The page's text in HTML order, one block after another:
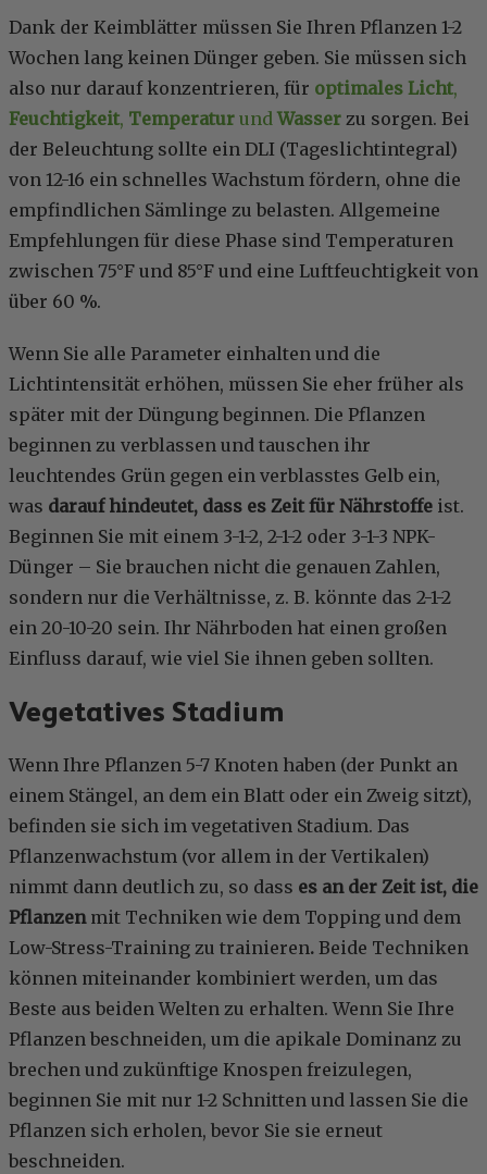
Dank der Keimblätter müssen Sie Ihren Pflanzen 1-2
Wochen lang keinen Dünger geben. Sie müssen sich
also nur darauf konzentrieren, für optimales Licht,
Feuchtigkeit, Temperatur und Wasser zu sorgen. Bei
der Beleuchtung sollte ein DLI (Tageslichtintegral)
von 12-16 ein schnelles Wachstum fördern, ohne die
empfindlichen Sämlinge zu belasten. Allgemeine
Empfehlungen für diese Phase sind Temperaturen
zwischen 75°F und 85°F und eine Luftfeuchtigkeit von
über 60 %.
Wenn Sie alle Parameter einhalten und die
Lichtintensität erhöhen, müssen Sie eher früher als
später mit der Düngung beginnen. Die Pflanzen
beginnen zu verblassen und tauschen ihr
leuchtendes Grün gegen ein verblasstes Gelb ein,
was darauf hindeutet, dass es Zeit für Nährstoffe ist.
Beginnen Sie mit einem 3-1-2, 2-1-2 oder 3-1-3 NPK-
Dünger – Sie brauchen nicht die genauen Zahlen,
sondern nur die Verhältnisse, z. B. könnte das 2-1-2
ein 20-10-20 sein. Ihr Nährboden hat einen großen
Einfluss darauf, wie viel Sie ihnen geben sollten.
Vegetatives Stadium
Wenn Ihre Pflanzen 5-7 Knoten haben (der Punkt an
einem Stängel, an dem ein Blatt oder ein Zweig sitzt),
befinden sie sich im vegetativen Stadium. Das
Pflanzenwachstum (vor allem in der Vertikalen)
nimmt dann deutlich zu, so dass es an der Zeit ist, die
Pflanzenmit Techniken wie dem Topping und dem
Low-Stress-Training zu trainieren. Beide Techniken
können miteinander kombiniert werden, um das
Beste aus beiden Welten zu erhalten. Wenn Sie Ihre
Pflanzen beschneiden, um die apikale Dominanz zu
brechen und zukünftige Knospen freizulegen,
beginnen Sie mit nur 1-2 Schnitten und lassen Sie die
Pflanzen sich erholen, bevor Sie sie erneut
beschneiden.